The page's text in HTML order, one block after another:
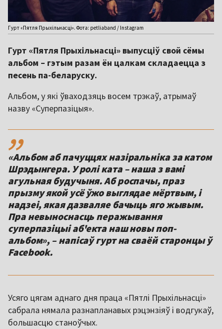
Гурт «Пятля Прыхільнасці». Фота: petliaband / Instagram
Гурт «Пятля Прыхільнасці» выпусціў свой сёмы
альбом – гэтым разам ён цалкам складаецца з
песень па-беларуску.
Альбом, у які ўваходзяць восем трэкаў, атрымаў
назву «Суперпазіцыя».
,,
«Альбом аб пачуццях назіральніка за катом
Шрэдынгера. У ролі ката – наша з вамі
агульная будучыня. Аб роспачы, праз
прызму якой усё ўжо выглядае мёртвым, і
надзеі, якая дазваляе бачыць яго жывым.
Пра невыноснасць перажывання
суперпазіцыі аб'екта наш новы поп-
альбом», – напісаў гурт на сваёй старонцы ў
Facebook.
Усяго цягам аднаго дня праца «Пятлі Прыхільнасці»
сабрала нямала разнапланавых рэцэнзіяў і водгукаў,
большасцю станоўчых.